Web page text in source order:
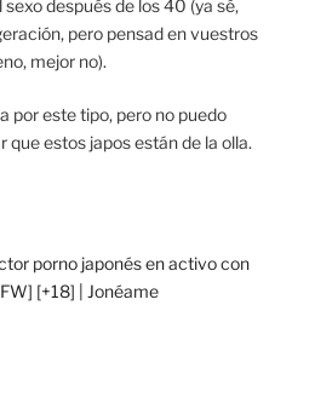
después de los 40 (ya sé,
pero pensad en vuestros
mejor no).
por este tipo, pero no puedo
que estos japos están de la olla.
porno japonés en activo con
[+18] | Jonéame